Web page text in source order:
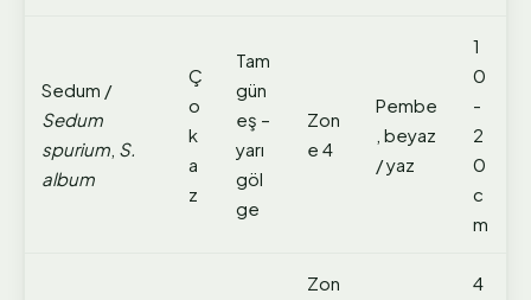
Sedum /
Sedum
spurium S.
album
Ç
o
k
a
z
Tam
gün
eş –
yarı
göl
ge
Zon
e 4
Pembe
, beyaz
/ yaz
1
0
-
2
0
c
m
Zon
4